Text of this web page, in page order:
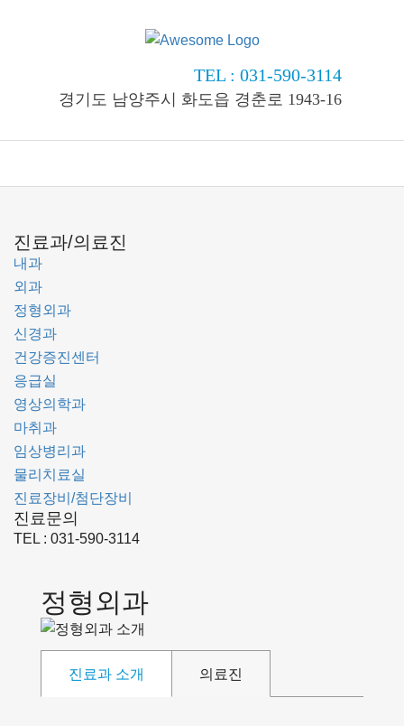
TEL : 031-590-3114
경기도 남양주시 화도읍 경춘로 1943-16
진료과/의료진
내과
외과
정형외과
신경과
건강증진센터
응급실
영상의학과
마취과
임상병리과
물리치료실
진료장비/첨단장비
진료문의
TEL : 031-590-3114
정형외과
진료과 소개 의료진